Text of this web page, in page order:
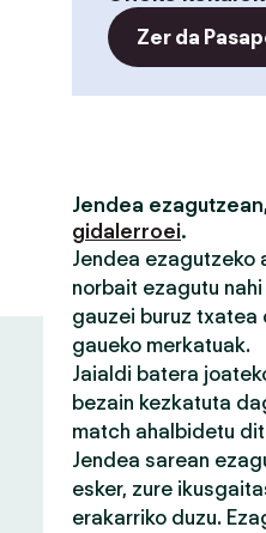
Zer da
Jendea
gidalerroei.
Jendea ezagutzeko
norbait ezagutu
gauzei buruz txatea
gaueko merkatuak.
Jaialdi batera
bezain kezkatuta
match ahalbidetu
Jendea sarean
esker, zure
erakarriko duzu.